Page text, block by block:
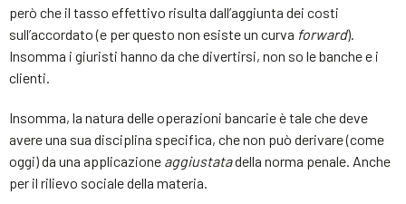
però che il tasso effettivo risulta dall’aggiunta dei costi
sull’accordato (e per questo non esiste un curva forward).
Insomma i giuristi hanno da che divertirsi, non so le banche e i
clienti.
Insomma, la natura delle operazioni bancarie è tale che deve
avere una sua disciplina specifica, che non può derivare (come
oggi) da una applicazione aggiustatadella norma penale. Anche
per il rilievo sociale della materia.